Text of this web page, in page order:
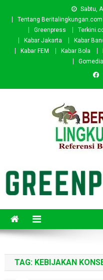
Sabtu,
Tentang Beritalingkungan.com
Greenpress
Kabar Jakarta
Kabar
Kabar FEM
Kabar Bola
TAG: KEBIJAKAN